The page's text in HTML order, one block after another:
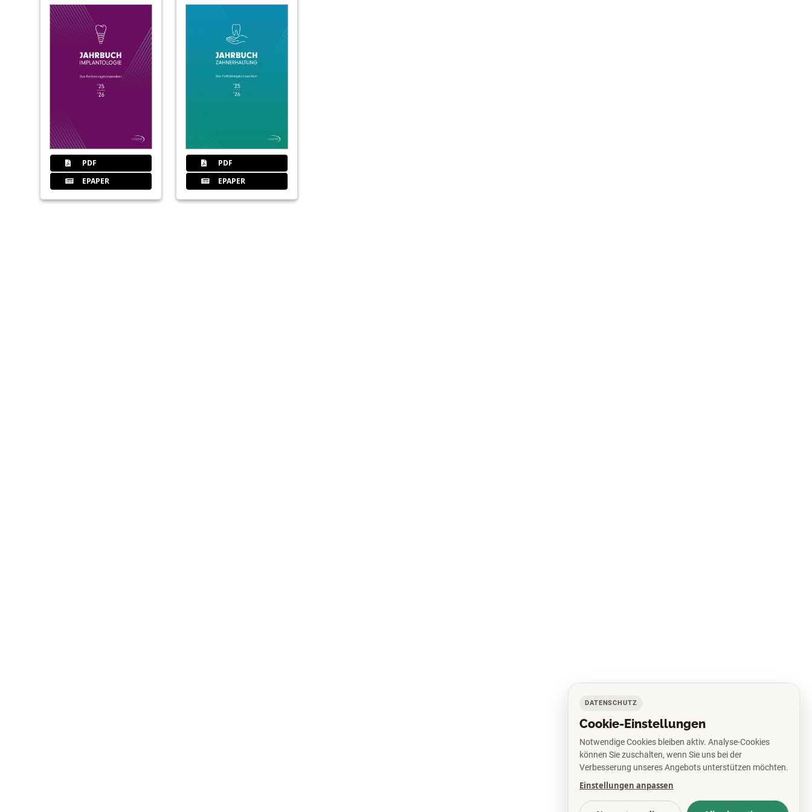
PDF
EPAPER
PDF
EPAPER
DATENSCHUTZ
Cookie-Einstellungen
Notwendige Cookies bleiben aktiv. Analyse-Cookies
können Sie zuschalten, wenn Sie uns bei der
Verbesserung unseres Angebots unterstützen möchten.
Einstellungen anpassen